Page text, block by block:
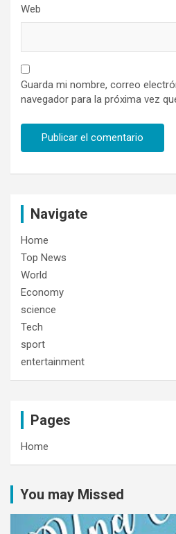
Web
Guarda mi nombre, correo
navegador para la próxima vez
Navigate
Home
Top News
World
Economy
science
Tech
sport
entertainment
Pages
Home
You may Missed